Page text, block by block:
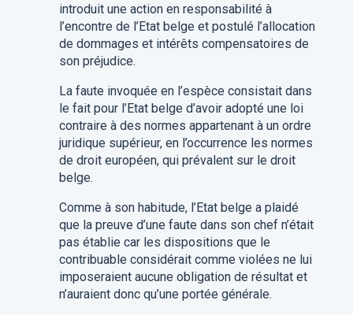
introduit une action en responsabilité à
l’encontre de l’Etat belge et postulé l’allocation
de dommages et intérêts compensatoires de
son préjudice.
La faute invoquée en l’espèce consistait dans
le fait pour l’Etat belge d’avoir adopté une loi
contraire à des normes appartenant à un ordre
juridique supérieur, en l’occurrence les normes
de droit européen, qui prévalent sur le droit
belge.
Comme à son habitude, l’Etat belge a plaidé
que la preuve d’une faute dans son chef n’était
pas établie car les dispositions que le
contribuable considérait comme violées ne lui
imposeraient aucune obligation de résultat et
n’auraient donc qu’une portée générale.